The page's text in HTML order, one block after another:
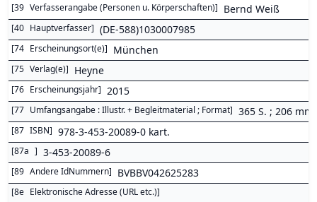
[39 Verfasserangabe (Personen u. Körperschaften)] Bernd Weiß
[40 Hauptverfasser] (DE-588)1030007985
[74 Erscheinungsort(e)] München
[75 Verlag(e)] Heyne
[76 Erscheinungsjahr] 2015
[77 Umfangsangabe : Illustr. + Begleitmaterial ; Format] 365 S. ; 206
[87 ISBN] 978-3-453-20089-0 kart.
[87a ] 3-453-20089-6
[89 Andere IdNummern] BVBBV042625283
[8e Elektronische Adresse (URL etc.)]